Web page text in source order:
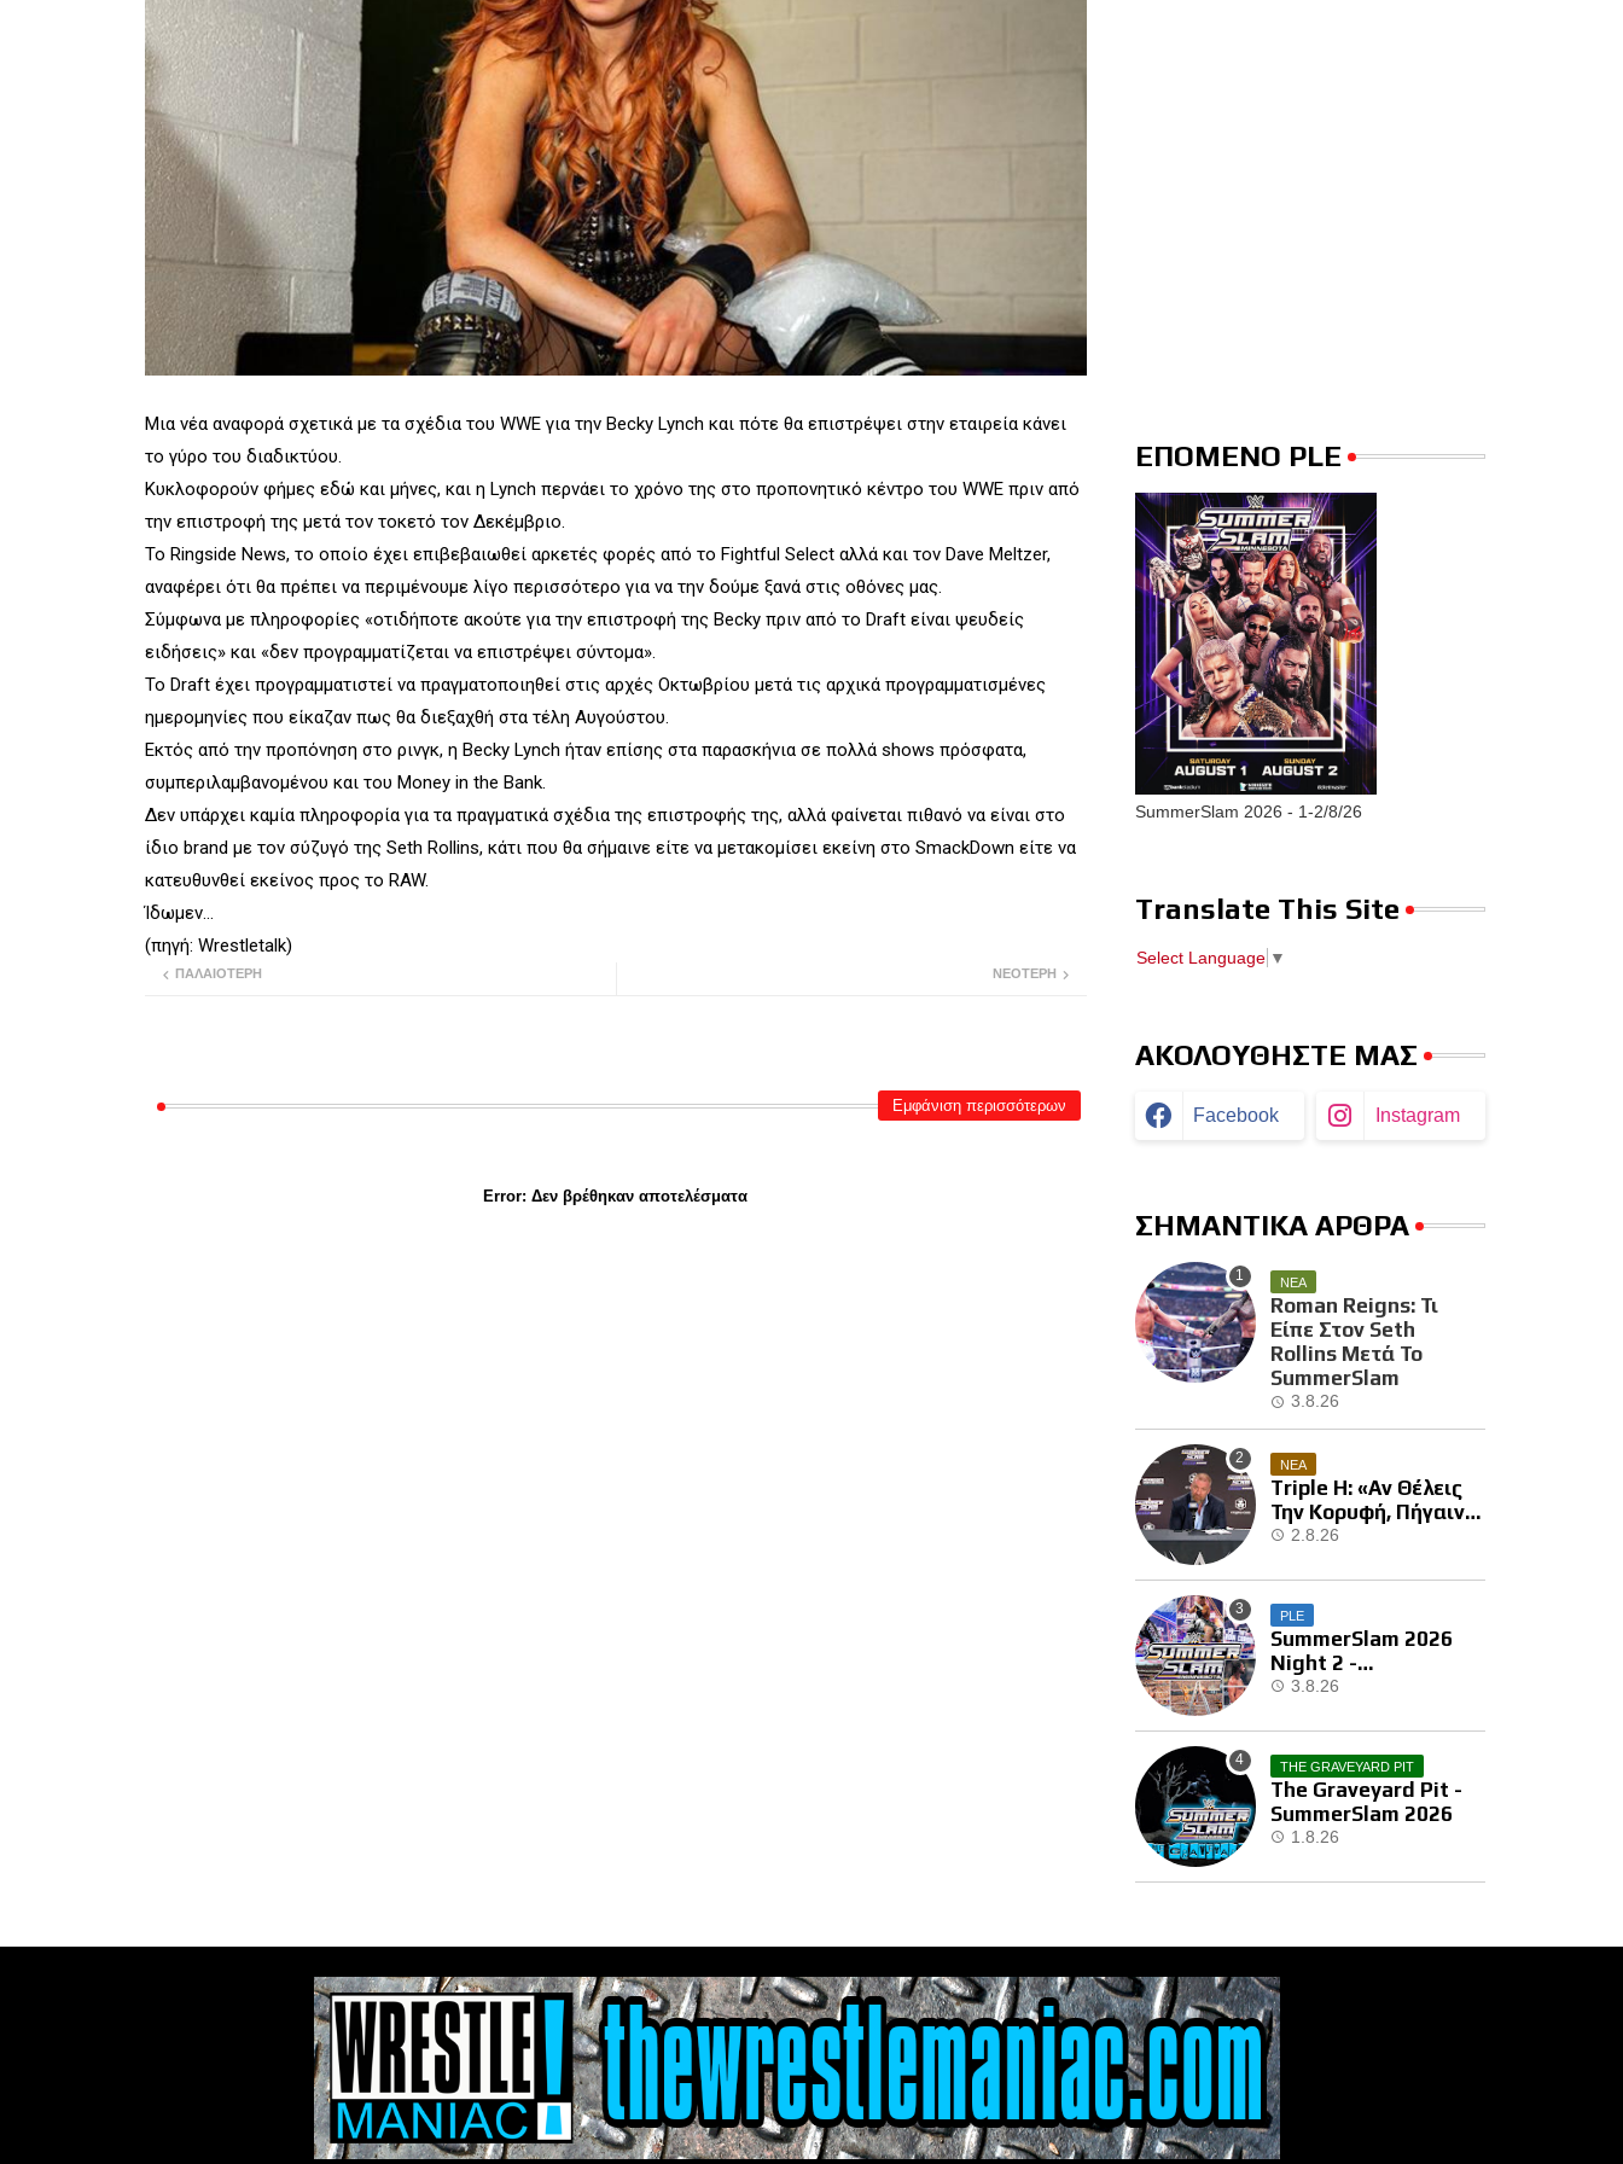
Μια νέα αναφορά σχετικά με τα σχέδια του WWE για την Becky Lynch και πότε θα επιστρέψει στην εταιρεία κάνει
το γύρο του διαδικτύου.
Κυκλοφορούν φήμες εδώ και μήνες, και η Lynch περνάει το χρόνο της στο προπονητικό κέντρο του WWE πριν από
την επιστροφή της μετά τον τοκετό τον Δεκέμβριο.
Το Ringside News, το οποίο έχει επιβεβαιωθεί αρκετές φορές από το Fightful Select αλλά και τον Dave Meltzer,
αναφέρει ότι θα πρέπει να περιμένουμε λίγο περισσότερο για να την δούμε ξανά στις οθόνες μας.
Σύμφωνα με πληροφορίες «οτιδήποτε ακούτε για την επιστροφή της Becky πριν από το Draft είναι ψευδείς
ειδήσεις» και «δεν προγραμματίζεται να επιστρέψει σύντομα».
Το Draft έχει προγραμματιστεί να πραγματοποιηθεί στις αρχές Οκτωβρίου μετά τις αρχικά προγραμματισμένες
ημερομηνίες που είκαζαν πως θα διεξαχθή στα τέλη Αυγούστου.
Εκτός από την προπόνηση στο ρινγκ, η Becky Lynch ήταν επίσης στα παρασκήνια σε πολλά shows πρόσφατα,
συμπεριλαμβανομένου και του Money in the Bank.
Δεν υπάρχει καμία πληροφορία για τα πραγματικά σχέδια της επιστροφής της, αλλά φαίνεται πιθανό να είναι στο
ίδιο brand με τον σύζυγό της Seth Rollins, κάτι που θα σήμαινε είτε να μετακομίσει εκείνη στο SmackDown είτε να
κατευθυνθεί εκείνος προς το RAW.
Ίδωμεν...
(πηγή: Wrestletalk)
ΝΕΌΤΕΡΗ
ΠΑΛΑΙΌΤΕΡΗ
Εμφάνιση περισσότερων
Error: Δεν βρέθηκαν αποτελέσματα
ΕΠΟΜΕΝΟ PLE
SummerSlam 2026 - 1-2/8/26
Translate This Site
Select Language ▼
ΑΚΟΛΟΥΘΗΣΤΕ ΜΑΣ
Facebook Instagram
ΣΗΜΑΝΤΙΚΑ ΑΡΘΡΑ
ΝΕΑ
Roman Reigns: Τι
Είπε Στον Seth
Rollins Μετά Το
SummerSlam
3.8.26
ΝΕΑ
Triple H: «Αν Θέλεις
Την Κορυφή, Πήγαινε
Και Κέρδισε Την»
2.8.26
PLE
SummerSlam 2026
Night 2 -
Αποτελέσματα
3.8.26
THE GRAVEYARD PIT
The Graveyard Pit -
SummerSlam 2026
1.8.26